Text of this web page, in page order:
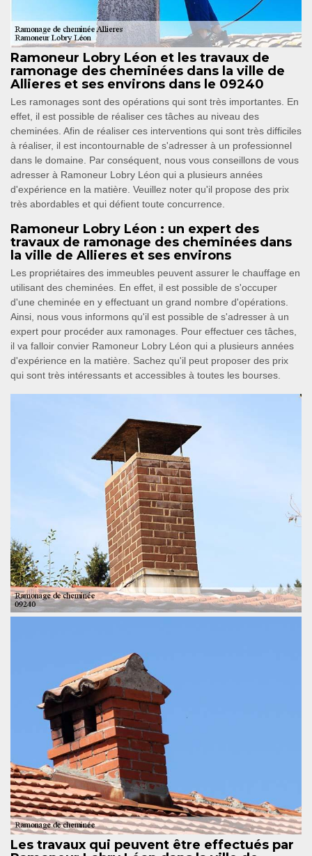
Ramoneur Lobry Léon et les travaux de
ramonage des cheminées dans la ville de
Allieres et ses environs dans le 09240
Les ramonages sont des opérations qui sont très importantes. En
effet, il est possible de réaliser ces tâches au niveau des
cheminées. Afin de réaliser ces interventions qui sont très difficiles
à réaliser, il est incontournable de s'adresser à un professionnel
dans le domaine. Par conséquent, nous vous conseillons de vous
adresser à Ramoneur Lobry Léon qui a plusieurs années
d'expérience en la matière. Veuillez noter qu'il propose des prix
très abordables et qui défient toute concurrence.
Ramoneur Lobry Léon : un expert des
travaux de ramonage des cheminées dans
la ville de Allieres et ses environs
Les propriétaires des immeubles peuvent assurer le chauffage en
utilisant des cheminées. En effet, il est possible de s'occuper
d'une cheminée en y effectuant un grand nombre d'opérations.
Ainsi, nous vous informons qu'il est possible de s'adresser à un
expert pour procéder aux ramonages. Pour effectuer ces tâches,
il va falloir convier Ramoneur Lobry Léon qui a plusieurs années
d'expérience en la matière. Sachez qu'il peut proposer des prix
qui sont très intéressants et accessibles à toutes les bourses.
Les travaux qui peuvent être effectués par